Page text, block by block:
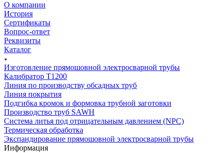
О компании
История
Сертификаты
Вопрос-ответ
Реквизиты
Каталог
Изготовление прямошовной электросварной трубы
Калибратор Т1200
Линия по производству обсадных труб
Линия покрытия
Подгибка кромок и формовка трубной заготовки
Производство труб SAWH
Система литья под отрицательным давлением (NPC)
Термическая обработка
Экспандирование прямошовной электросварной трубы
Информация